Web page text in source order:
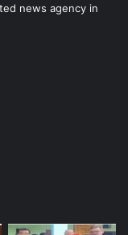
news agency in